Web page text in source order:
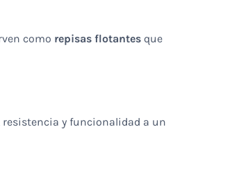
como repisas flotantes que
resistencia y funcionalidad a un